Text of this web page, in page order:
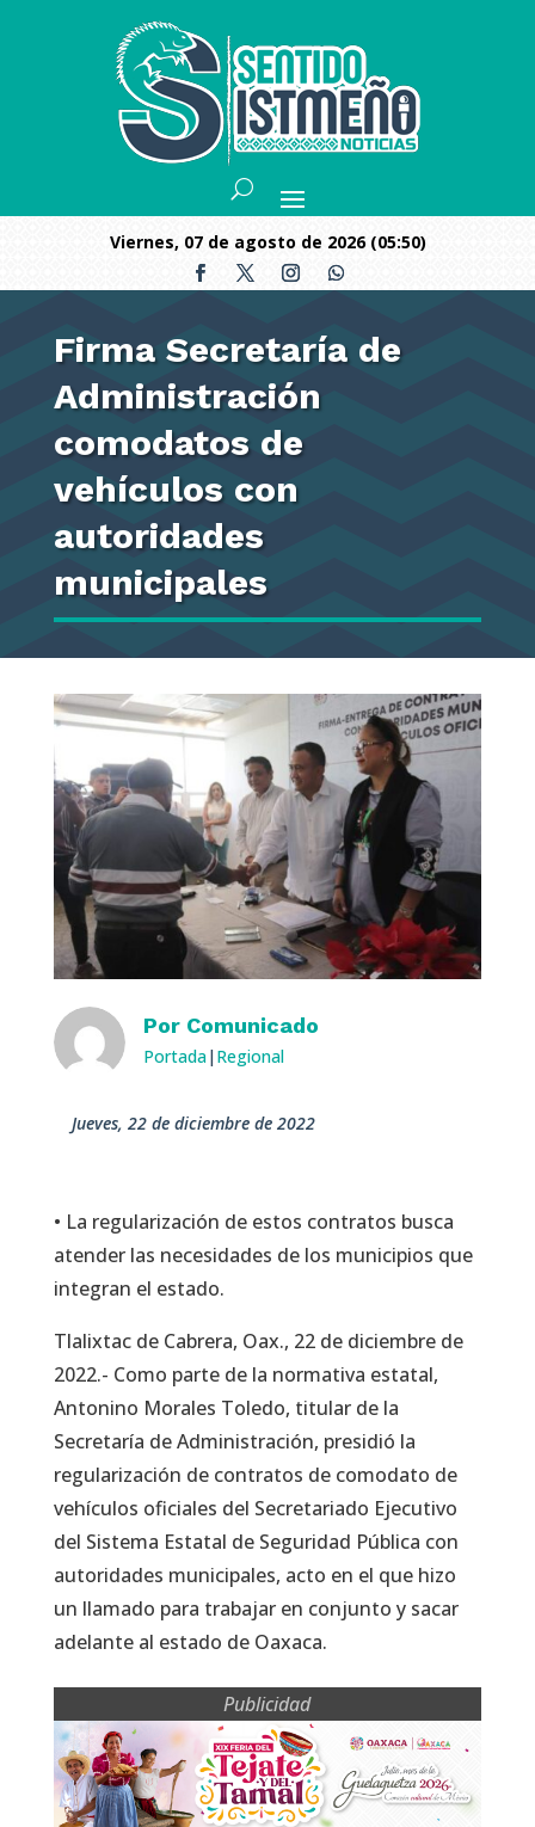
viernes, 07 de agosto de 2026 (05:50)
Firma Secretaría de
Administración
comodatos de
vehículos con
autoridades
municipales
Por Comunicado
Portada| Regional
jueves, 22 de diciembre de 2022
• La regularización de estos contratos busca
atender las necesidades de los municipios que
integran el estado.
Tlalixtac de Cabrera, Oax., 22 de diciembre de
2022.- Como parte de la normativa estatal,
Antonino Morales Toledo, titular de la
Secretaría de Administración, presidió la
regularización de contratos de comodato de
vehículos oficiales del Secretariado Ejecutivo
del Sistema Estatal de Seguridad Pública con
autoridades municipales, acto en el que hizo
un llamado para trabajar en conjunto y sacar
adelante al estado de Oaxaca.
Publicidad